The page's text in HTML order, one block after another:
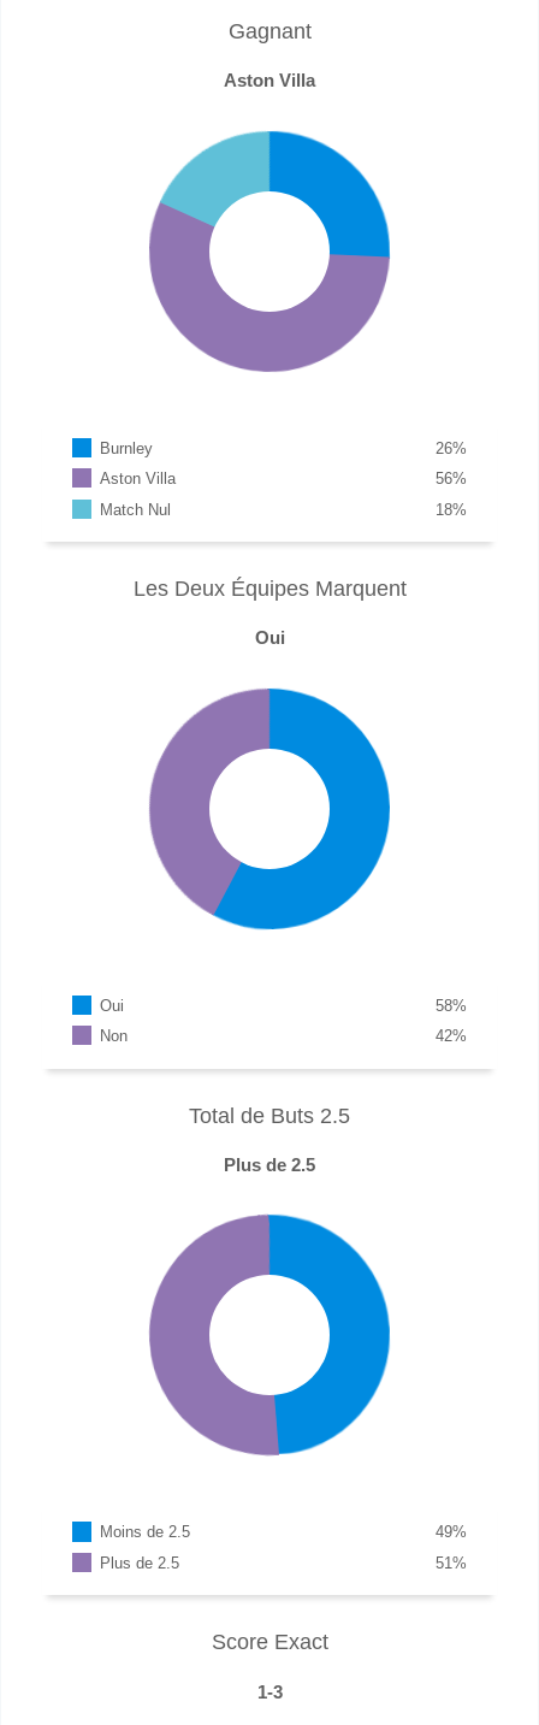
Gagnant
Aston Villa
Burnley %
26
Aston Villa
%
56
Match Nul
%
18
Les Deux Équipes Marquent
Oui
Oui %
58
Non
%
42
Total de Buts 2.5
Plus de 2.5
Moins de 2.5 %
49
Plus de 2.5
%
51
Score Exact
1-3